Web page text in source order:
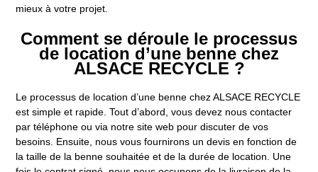
mieux à votre projet.
Comment se déroule le processus
de location d’une benne chez
ALSACE RECYCLE ?
Le processus de location d’une benne chez ALSACE RECYCLE
est simple et rapide. Tout d’abord, vous devez nous contacter
par téléphone ou via notre site web pour discuter de vos
besoins. Ensuite, nous vous fournirons un devis en fonction de
la taille de la benne souhaitée et de la durée de location. Une